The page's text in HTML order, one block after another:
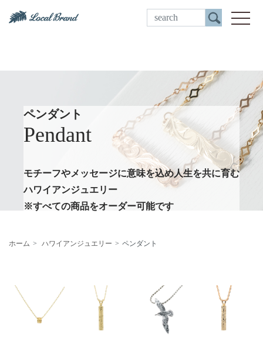
ご来店予約
ペンダント
Pendant
モチーフやメッセージに意味を込め人生を共に育む
ハワイアンジュエリー
※すべての商品をオーダー可能です
ホーム ハワイアンジュエリー ペンダント